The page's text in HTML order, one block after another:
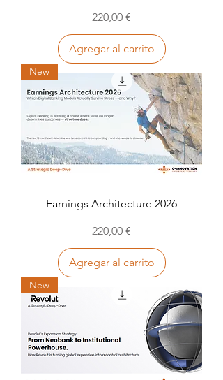
Precio
220,00 €
Agregar al carrito
New
Earnings Architecture 2026
Precio
220,00 €
Agregar al carrito
New